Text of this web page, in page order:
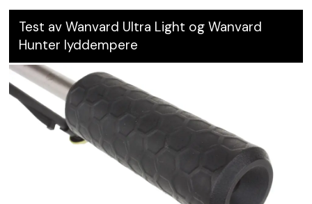
Test av Wanvard Ultra Light og Wanvard
Hunter lyddempere